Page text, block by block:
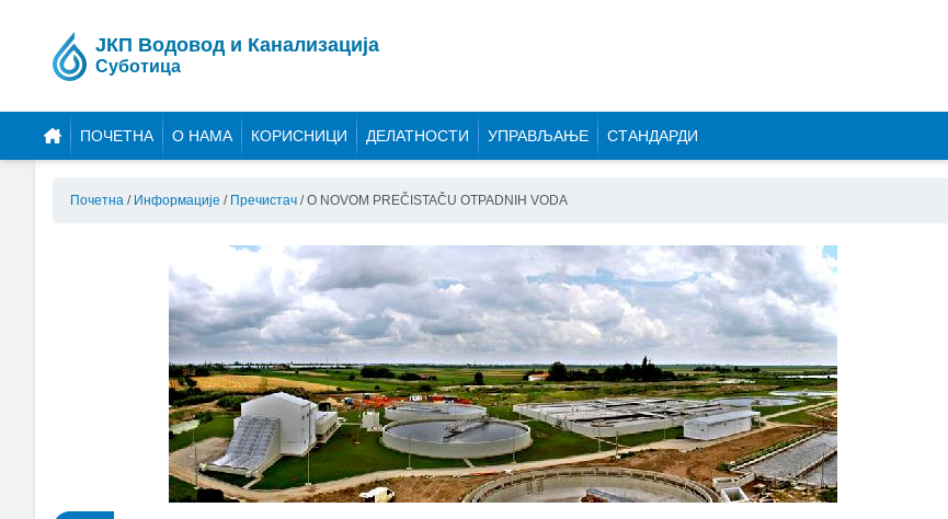
ЈКП Водовод и Канализација
Суботица
ПОЧЕТНА О НАМА КОРИСНИЦИ ДЕЛАТНОСТИ УПРАВЉАЊЕ СТАНДАРДИ
Почетна / Информације / Пречистач / O NOVOM PREČISTAČU OTPADNIH VODA